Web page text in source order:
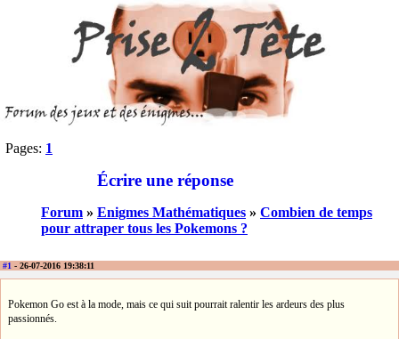
Pages: 1
Écrire une réponse
Forum » Enigmes Mathématiques » Combien de temps
pour attraper tous les Pokemons ?
#1 - 26-07-2016 19:38:11
Pokemon Go est à la mode, mais ce qui suit pourrait ralentir les ardeurs des plus
passionnés.